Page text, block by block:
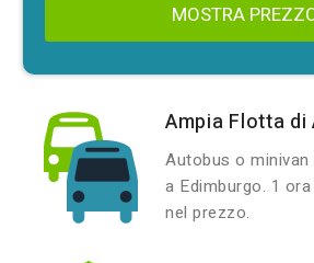
MOSTRA
Ampia Flotta di
Autobus o
a Edimburgo. 1
nel prezzo.